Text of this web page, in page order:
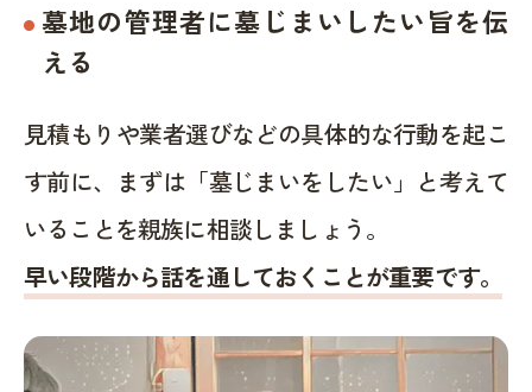
墓地の管理者に墓じまいしたい旨を伝
える
見積もりや業者選びなどの具体的な行動を起こ
す前に、まずは「墓じまいをしたい」と考えて
いることを親族に相談しましょう。
早い段階から話を通しておくことが重要です。